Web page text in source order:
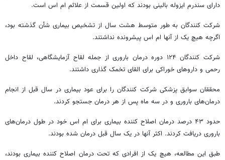
دارای سندرم ایزوله بالینی بودند که اولین قسمت از علائم ام اس است.
شرکت کنندگان به طور متوسط هشت سال از تشخیص بیماری شأن گذشته بود،
اگرچه هیچ یک از آنها ام اس پیشرونده نداشتند.
شرکت کنندگان ۱۲۴ دوره درمان باروری از جمله لقاح آزمایشگاهی، لقاح داخل
رحمی و داروهای خوراکی برای القای تخمک گذاری داشتند.
محققان سوابق پزشکی شرکت کنندگان را برای عود بیماری در سال قبل از انجام
درمان‌های باروری و در سه ماه پس از هر درمان جستجو کردند.
حدود ۴۳ درصد درمان اصلاح کننده بیماری برای
ام اس خود در طول درمان‌های
باروری دریافت کردند. اکثر آنها در یک سال قبل درمان شده بودند.
طبق این مطالعه، هیچ یک از افرادی که تحت درمان اصلاح کننده بیماری بودند،